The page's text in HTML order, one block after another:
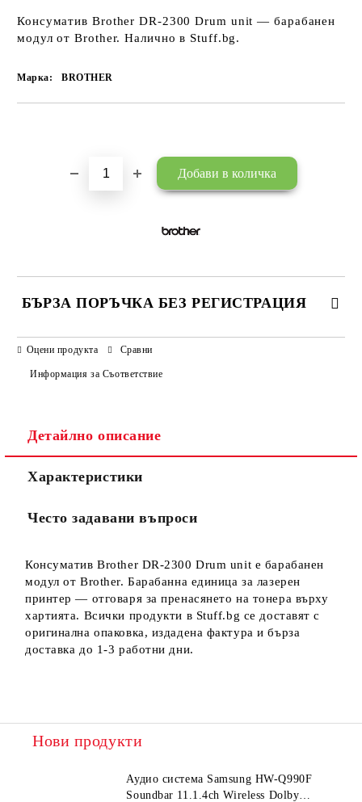
Консуматив Brother DR-2300 Drum unit — барабанен
модул от Brother. Налично в Stuff.bg.
Марка: BROTHER
БЪРЗА ПОРЪЧКА БЕЗ РЕГИСТРАЦИЯ
САМО ПОПЪЛНЕТЕ 3 ПОЛЕТА
Оцени продукта Сравни
Информация за Съответствие
Детайлно описание
Характеристики
Често задавани въпроси
Консуматив Brother DR-2300 Drum unit е барабанен
модул от Brother. Барабанна единица за лазерен
принтер — отговаря за пренасянето на тонера върху
хартията. Всички продукти в Stuff.bg се доставят с
оригинална опаковка, издадена фактура и бърза
доставка до 1-3 работни дни.
Нови продукти
Аудио система Samsung HW-Q990F
Soundbar 11.1.4ch Wireless Dolby